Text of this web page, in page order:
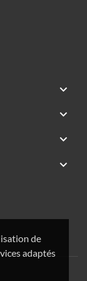
de
adaptés



